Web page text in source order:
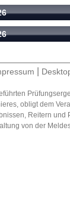
obligt dem
Reitern und
von der